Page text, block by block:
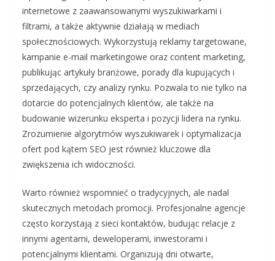
internetowe z zaawansowanymi wyszukiwarkami i
filtrami, a także aktywnie działają w mediach
społecznościowych. Wykorzystują reklamy targetowane,
kampanie e-mail marketingowe oraz content marketing,
publikując artykuły branżowe, porady dla kupujących i
sprzedających, czy analizy rynku. Pozwala to nie tylko na
dotarcie do potencjalnych klientów, ale także na
budowanie wizerunku eksperta i pozycji lidera na rynku.
Zrozumienie algorytmów wyszukiwarek i optymalizacja
ofert pod kątem SEO jest również kluczowe dla
zwiększenia ich widoczności.
Warto również wspomnieć o tradycyjnych, ale nadal
skutecznych metodach promocji. Profesjonalne agencje
często korzystają z sieci kontaktów, budując relacje z
innymi agentami, deweloperami, inwestorami i
potencjalnymi klientami. Organizują dni otwarte,